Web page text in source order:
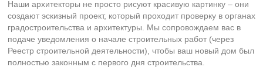
Наши архитекторы не просто рисуют красивую картинку – они
создают эскизный проект, который проходит проверку в органах
градостроительства и архитектуры. Мы сопровождаем вас в
подаче уведомления о начале строительных работ (через
Реестр строительной деятельности), чтобы ваш новый дом был
полностью законным с первого дня строительства.